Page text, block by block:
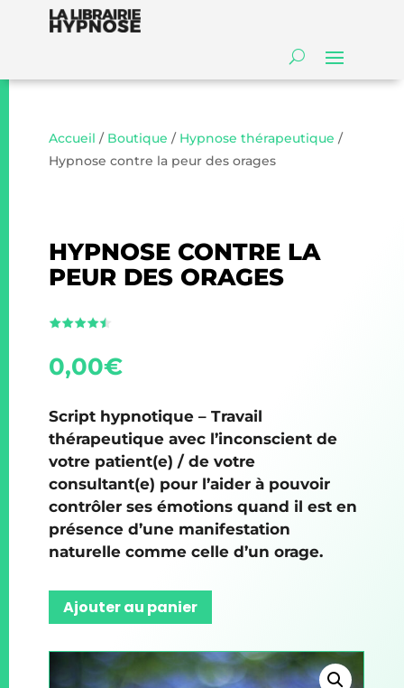
Accueil / Boutique / Hypnose thérapeutique /
Hypnose contre la peur des orages
HYPNOSE CONTRE LA
PEUR DES ORAGES
0,00€
Script hypnotique – Travail
thérapeutique avec l’inconscient de
votre patient(e) / de votre
consultant(e) pour l’aider à pouvoir
contrôler ses émotions quand il est en
présence d’une manifestation
naturelle comme celle d’un orage.
Ajouter au panier